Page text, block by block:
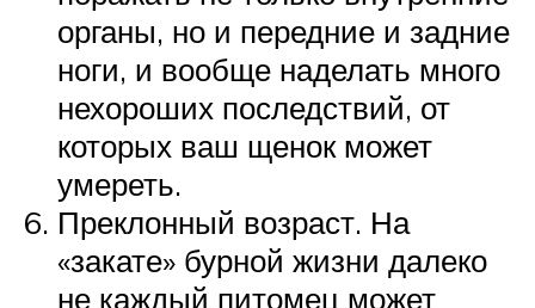
органы, но и передние и задние
ноги, и вообще наделать много
нехороших последствий, от
которых ваш щенок может
умереть.
Преклонный возраст. На
«закате» бурной жизни далеко
не каждый питомец может